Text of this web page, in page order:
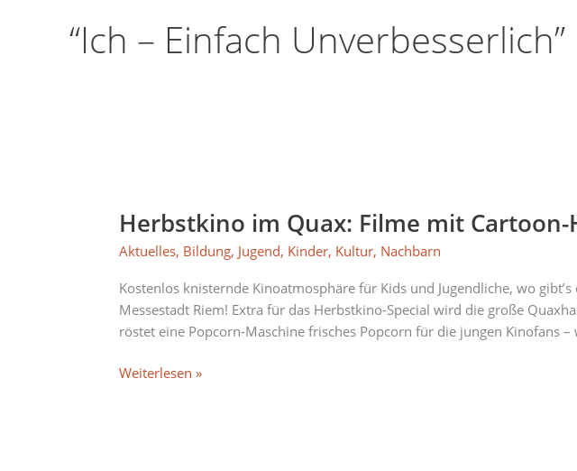
“Ich – Einfach Unverbesserlich”
Herbstkino im Quax: Filme mit
Aktuelles, Bildung, Jugend, Kinder, Kultur, Nachbarn
Kostenlos knisternde Kinoatmosphäre für Kids und Jugendliche, wo
Messestadt Riem! Extra für das Herbstkino-Special wird die große
röstet eine Popcorn-Maschine frisches Popcorn für die jungen Kinofans
Quax:
Filme
Cartoon-
Held*innen
für
und
Weiterlesen »